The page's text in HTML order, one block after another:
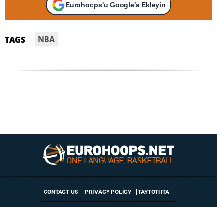
Eurohoops'u Google'a Ekleyin
TAGS ΝΒΑ
CONTACT US PRIVACY POLICY ΤΑΥΤΟΤΗΤΑ